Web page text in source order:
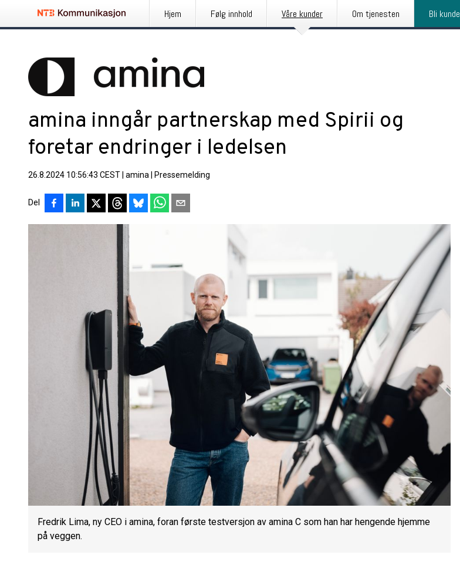
Hjem Følg innhold Våre kunder Om tjenesten Bli kunde
amina inngår partnerskap med Spirii og
foretar endringer i ledelsen
26.8.2024 10:56:43 CEST amina Pressemelding
Del
Fredrik Lima, ny CEO i amina, foran første testversjon av amina C som han har hengende hjemme
på veggen.